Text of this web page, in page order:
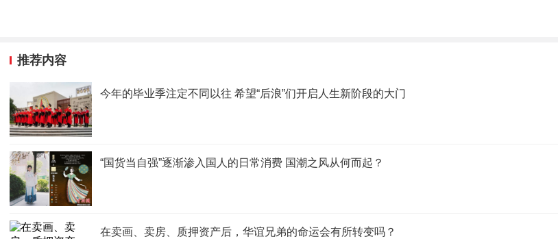
推荐内容
今年的毕业季注定不同以往 希望“后浪”们开启人生新阶段的大门
“国货当自强”逐渐渗入国人的日常消费 国潮之风从何而起？
在卖画、卖房、质押资产后，华谊兄弟的命运会有所转变吗？